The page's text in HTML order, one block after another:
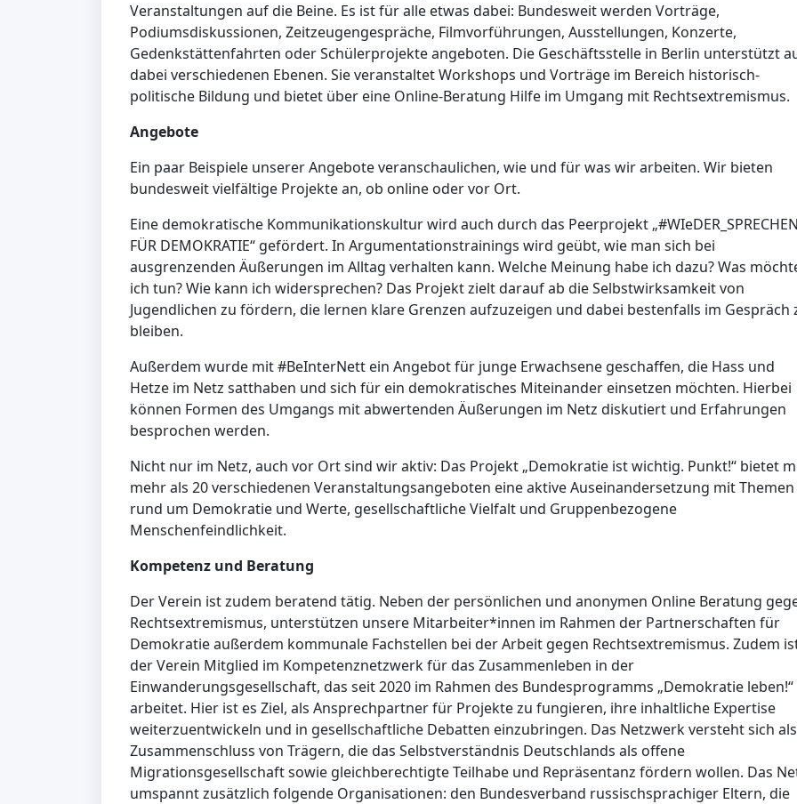
Veranstaltungen auf die Beine. Es ist für alle etwas dabei: Bundesweit werden Vorträge,
Podiumsdiskussionen, Zeitzeugengespräche, Filmvorführungen, Ausstellungen, Konzerte,
Gedenkstättenfahrten oder Schülerprojekte angeboten. Die Geschäftsstelle in Berlin unterstützt
dabei verschiedenen Ebenen. Sie veranstaltet Workshops und Vorträge im Bereich historisch-
politische Bildung und bietet über eine Online-Beratung Hilfe im Umgang mit Rechtsextremismus.
Angebote
Ein paar Beispiele unserer Angebote veranschaulichen, wie und für was wir arbeiten. Wir bieten
bundesweit vielfältige Projekte an, ob online oder vor Ort.
Eine demokratische Kommunikationskultur wird auch durch das Peerprojekt „#WIeDER_SPRECHEN
FÜR DEMOKRATIE“ gefördert. In Argumentationstrainings wird geübt, wie man sich bei
ausgrenzenden Äußerungen im Alltag verhalten kann. Welche Meinung habe ich dazu? Was
ich tun? Wie kann ich widersprechen? Das Projekt zielt darauf ab die Selbstwirksamkeit von
Jugendlichen zu fördern, die lernen klare Grenzen aufzuzeigen und dabei bestenfalls im Gespräch
bleiben.
Außerdem wurde mit #BeInterNett ein Angebot für junge Erwachsene geschaffen, die Hass und
Hetze im Netz satthaben und sich für ein demokratisches Miteinander einsetzen möchten. Hierbei
können Formen des Umgangs mit abwertenden Äußerungen im Netz diskutiert und Erfahrungen
besprochen werden.
Nicht nur im Netz, auch vor Ort sind wir aktiv: Das Projekt „Demokratie ist wichtig. Punkt!“ bietet
mehr als 20 verschiedenen Veranstaltungsangeboten eine aktive Auseinandersetzung mit Themen
rund um Demokratie und Werte, gesellschaftliche Vielfalt und Gruppenbezogene
Menschenfeindlichkeit.
Kompetenz und Beratung
Der Verein ist zudem beratend tätig. Neben der persönlichen und anonymen Online Beratung
Rechtsextremismus, unterstützen unsere Mitarbeiter*innen im Rahmen der Partnerschaften für
Demokratie außerdem kommunale Fachstellen bei der Arbeit gegen Rechtsextremismus. Zudem
der Verein Mitglied im Kompetenznetzwerk für das Zusammenleben in der
Einwanderungsgesellschaft, das seit 2020 im Rahmen des Bundesprogramms „Demokratie leben!“
arbeitet. Hier ist es Ziel, als Ansprechpartner für Projekte zu fungieren, ihre inhaltliche Expertise
weiterzuentwickeln und in gesellschaftliche Debatten einzubringen. Das Netzwerk versteht sich als
Zusammenschluss von Trägern, die das Selbstverständnis Deutschlands als offene
Migrationsgesellschaft sowie gleichberechtigte Teilhabe und Repräsentanz fördern wollen. Das
umspannt zusätzlich folgende Organisationen: den Bundesverband russischsprachiger Eltern, die